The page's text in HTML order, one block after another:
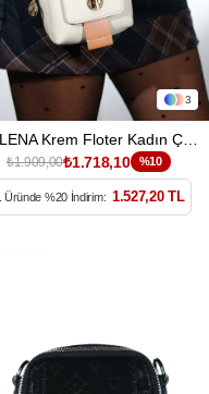
3
BELENA Krem Floter Kadın Çapraz Çanta
₺1.909,00₺1.718,10 %10
Üründe %20 İndirim: 1.527,20 TL